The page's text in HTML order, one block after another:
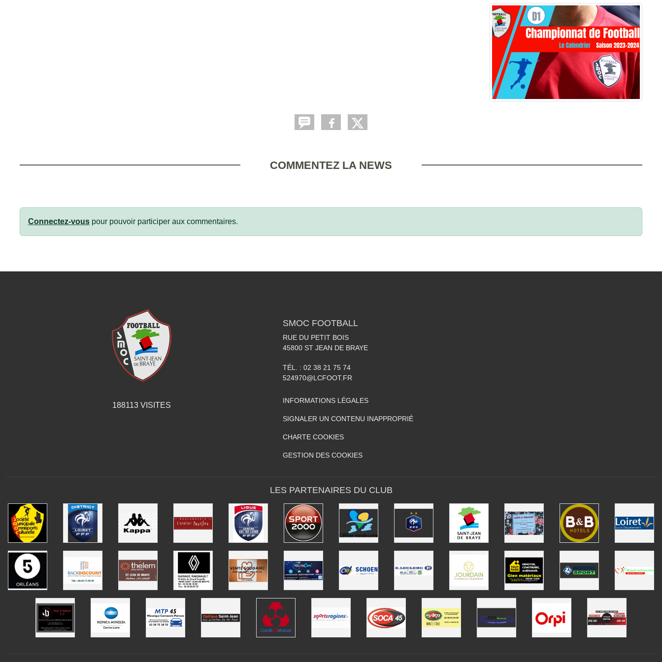
COMMENTEZ LA NEWS
Connectez-vous pour pouvoir participer aux commentaires.
188113VISITES
SMOC FOOTBALL
RUE DU PETIT BOIS
45800 ST JEAN DE BRAYE
TÉL. : 02 38 21 75 74
524970@LCFOOT.FR
INFORMATIONS LÉGALES
SIGNALER UN CONTENU INAPPROPRIÉ
CHARTE COOKIES
GESTION DES COOKIES
LES PARTENAIRES DU CLUB